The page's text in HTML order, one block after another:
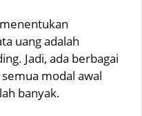
uang adalah
Jadi, ada berbagai
modal awal
banyak.